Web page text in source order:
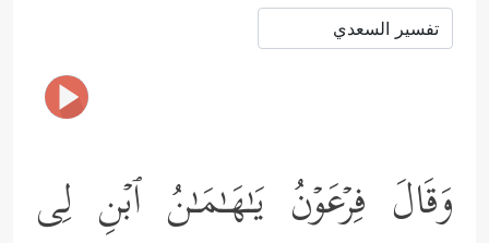
وَقَالَ فِرۡعَوۡنُ یَـٰهَـٰمَـٰنُ ٱبۡنِ لِی